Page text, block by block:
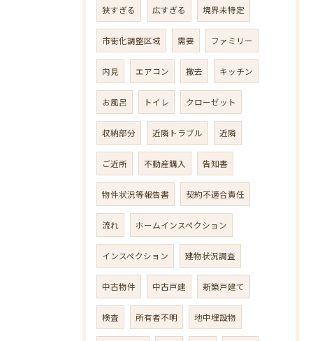
狭すぎる 広すぎる 境界未特定
市街化調整区域 需要 ファミリー
内見 エアコン 撤去 キッチン
お風呂 トイレ クローゼット
収納部分 近隣トラブル 近隣
ご近所 不動産購入 告知書
物件状況等報告書 契約不適合責任
流れ ホームインスペクション
インスペクション 建物状況調査
中古物件 中古戸建 新築戸建て
検査 所有者不明 地中埋設物